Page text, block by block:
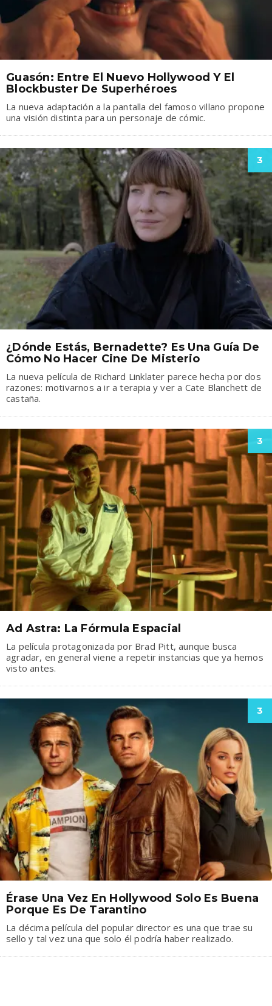
Guasón: Entre El Nuevo Hollywood Y El
Blockbuster De Superhéroes
La nueva adaptación a la pantalla del famoso villano propone
una visión distinta para un personaje de cómic.
3
¿Dónde Estás, Bernadette? Es Una Guía De
Cómo No Hacer Cine De Misterio
La nueva película de Richard Linklater parece hecha por dos
razones: motivarnos a ir a terapia y ver a Cate Blanchett de
castaña.
3
Ad Astra: La Fórmula Espacial
La película protagonizada por Brad Pitt, aunque busca
agradar, en general viene a repetir instancias que ya hemos
visto antes.
3
Érase Una Vez En Hollywood Solo Es Buena
Porque Es De Tarantino
La décima película del popular director es una que trae su
sello y tal vez una que solo él podría haber realizado.